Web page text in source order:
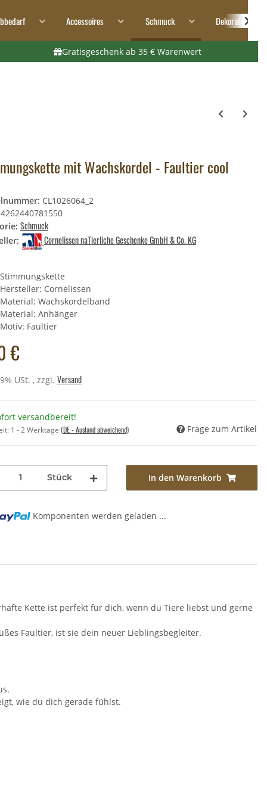
Accessoires Schmuck Dekoration
Gratisgeschenk ab 35 € Warenwert
mit Wachskordel - Faultier cool
CL1026064_2
4262440781550
Schmuck
Cornelissen naTierliche Geschenke GmbH & Co. KG
Stimmungskette
Hersteller: Cornelissen
Material: Wachskordelband
Material: Anhänger
Motiv: Faultier
€
USt. , zzgl. Versand
versandbereit!
1 - 2 Werktage (DE - Ausland abweichend) Frage zum Artikel
Stück In den Warenkorb
Komponenten werden geladen ...
Kette ist perfekt für dich, wenn du Tiere liebst und gerne
Faultier, ist sie dein neuer Lieblingsbegleiter.
wie du dich gerade fühlst.
- Schwein - 21 cm
€ *